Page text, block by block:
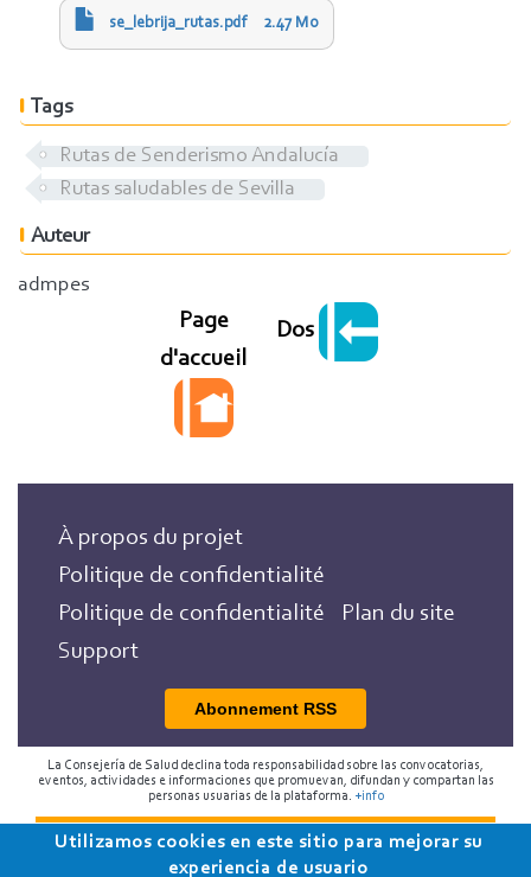
se_lebrija_rutas.pdf 2.47 Mo
Tags
Rutas de Senderismo Andalucía
Rutas saludables de Sevilla
Auteur
admpes
Page
d'accueil
Dos
À propos du projet
Politique de confidentialité
Politique de confidentialité
Plan du site
Support
Abonnement RSS
La Consejería de Salud declina toda responsabilidad sobre las convocatorias,
eventos, actividades e informaciones que promuevan, difundan y compartan las
personas usuarias de la plataforma. +info
2018 Programa de Envejecimiento Saludable de la
Utilizamos cookies en este sitio para mejorar su
experiencia de usuario